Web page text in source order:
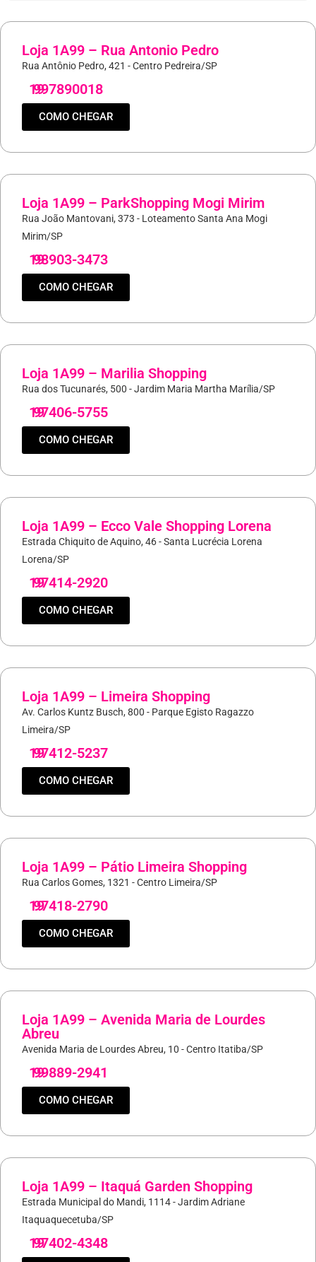
Loja 1A99 – Rua Antonio Pedro
Rua Antônio Pedro, 421 - Centro Pedreira/SP
19
997890018
COMO CHEGAR
Loja 1A99 – ParkShopping Mogi Mirim
Rua João Mantovani, 373 - Loteamento Santa Ana Mogi
Mirim/SP
19
98903-3473
COMO CHEGAR
Loja 1A99 – Marilia Shopping
Rua dos Tucunarés, 500 - Jardim Maria Martha Marília/SP
19
97406-5755
COMO CHEGAR
Loja 1A99 – Ecco Vale Shopping Lorena
Estrada Chiquito de Aquino, 46 - Santa Lucrécia Lorena
Lorena/SP
19
97414-2920
COMO CHEGAR
Loja 1A99 – Limeira Shopping
Av. Carlos Kuntz Busch, 800 - Parque Egisto Ragazzo
Limeira/SP
19
97412-5237
COMO CHEGAR
Loja 1A99 – Pátio Limeira Shopping
Rua Carlos Gomes, 1321 - Centro Limeira/SP
19
97418-2790
COMO CHEGAR
Loja 1A99 – Avenida Maria de Lourdes
Abreu
Avenida Maria de Lourdes Abreu, 10 - Centro Itatiba/SP
19
99889-2941
COMO CHEGAR
Loja 1A99 – Itaquá Garden Shopping
Estrada Municipal do Mandi, 1114 - Jardim Adriane
Itaquaquecetuba/SP
19
97402-4348